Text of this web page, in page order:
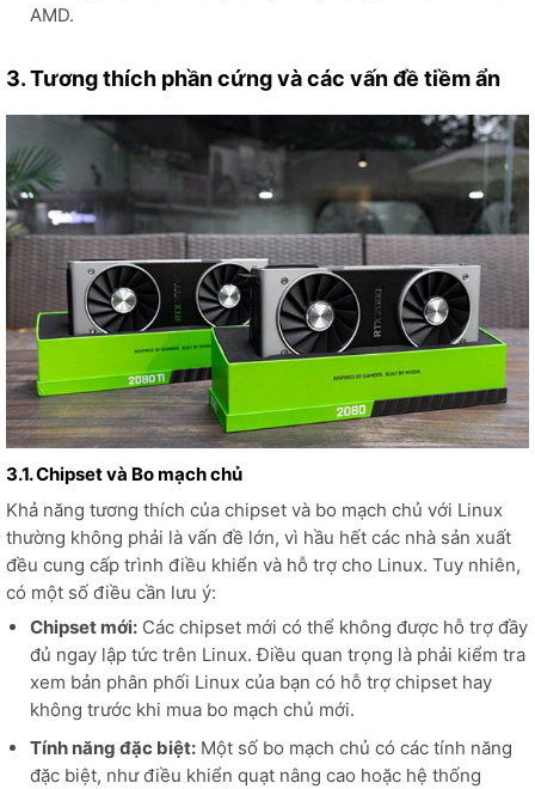
AMD.
3. Tương thích phần cứng và các vấn đề tiềm ẩn
3.1. Chipset và Bo mạch chủ
Khả năng tương thích của chipset và bo mạch chủ với Linux
thường không phải là vấn đề lớn, vì hầu hết các nhà sản xuất
đều cung cấp trình điều khiển và hỗ trợ cho Linux. Tuy nhiên,
có một số điều cần lưu ý:
Chipset mới:Các chipset mới có thể không được hỗ trợ đầy
đủ ngay lập tức trên Linux. Điều quan trọng là phải kiểm tra
xem bản phân phối Linux của bạn có hỗ trợ chipset hay
không trước khi mua bo mạch chủ mới.
Tính năng đặc biệt:Một số bo mạch chủ có các tính năng
đặc biệt, như điều khiển quạt nâng cao hoặc hệ thống